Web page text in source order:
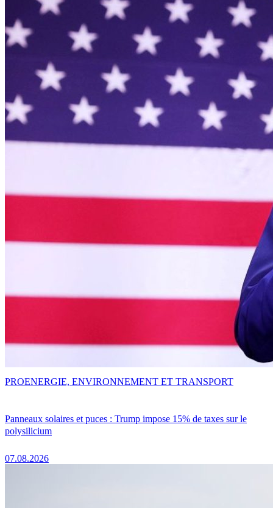
Panneaux solaires et puces : Trump impose 15% de taxes sur le
polysilicium
07.08.2026
PROENERGIE, ENVIRONNEMENT ET TRANSPORT